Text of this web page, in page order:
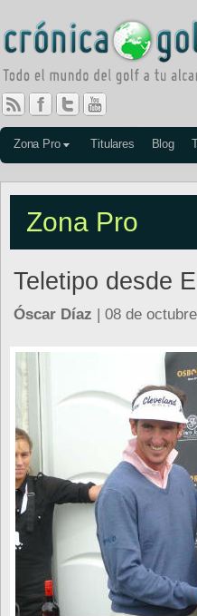
Zona Pro Titulares Blog
Zona Pro
Teletipo desde
Óscar Díaz | 08 de